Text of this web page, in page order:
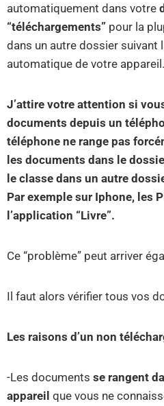
automatiquement dans votre
“téléchargements” pour la
dans un autre dossier suivant
automatique de votre appareil.
J’attire votre attention si
documents depuis un
téléphone ne range pas
les documents dans le
le classe dans un autre
Par exemple sur Iphone, les
l’application “Livre”.
Ce “problème” peut arriver
​Il faut alors vérifier tous vos
Les raisons d’un non
-Les documents se rangent
appareil que vous ne